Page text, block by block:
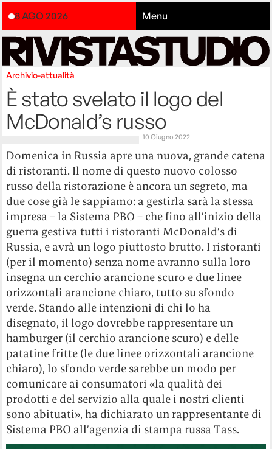
8 AGO 2026 Menu
Archivio-attualità
È stato svelato il logo del
McDonald’s russo
10 Giugno 2022
Domenica in Russia apre una nuova, grande catena
di ristoranti. Il nome di questo nuovo colosso
russo della ristorazione è ancora un segreto, ma
due cose già le sappiamo: a gestirla sarà la stessa
impresa – la Sistema PBO – che fino all’inizio della
guerra gestiva tutti i ristoranti McDonald’s di
Russia, e avrà un logo piuttosto brutto. I ristoranti
(per il momento) senza nome avranno sulla loro
insegna un cerchio arancione scuro e due linee
orizzontali arancione chiaro, tutto su sfondo
verde. Stando alle intenzioni di chi lo ha
disegnato, il logo dovrebbe rappresentare un
hamburger (il cerchio arancione scuro) e delle
patatine fritte (le due linee orizzontali arancione
chiaro), lo sfondo verde sarebbe un modo per
comunicare ai consumatori «la qualità dei
prodotti e del servizio alla quale i nostri clienti
sono abituati», ha dichiarato un rappresentante di
Sistema PBO all’agenzia di stampa russa Tass.